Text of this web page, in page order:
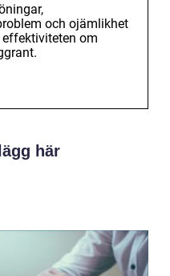
och ojämlikhet
om
här